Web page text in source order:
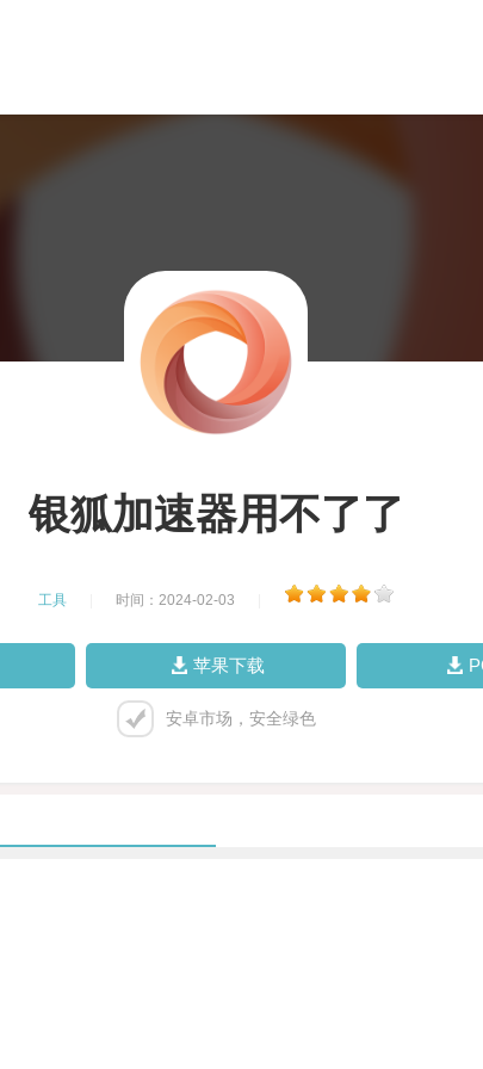
银狐加速器用不了了
工具 时间：2024-02-03
苹果下载
安卓市场，安全绿色